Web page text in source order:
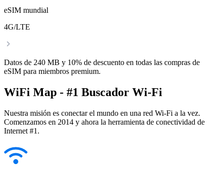
eSIM mundial
4G/LTE
Datos de 240 MB y 10% de descuento en todas las compras de
eSIM para miembros premium.
WiFi Map - #1 Buscador Wi-Fi
Nuestra misión es conectar el mundo en una red Wi-Fi a la vez.
Comenzamos en 2014 y ahora la herramienta de conectividad de
Internet #1.